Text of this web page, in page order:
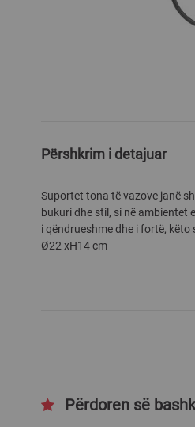
of
images
gallery
Përshkrim i detajuar
Suportet tona të vazove janë
bukuri dhe stil, si në ambientet
i qëndrueshme dhe i fortë,
Ø22 xH14 cm
Përdoren së